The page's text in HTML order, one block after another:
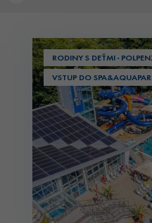
RODINY S DEŤMI ·
VSTUP DO